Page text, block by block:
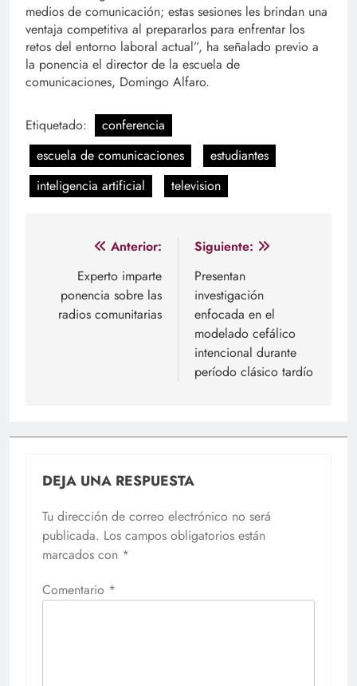
medios de comunicación; estas sesiones les brindan una
ventaja competitiva al prepararlos para enfrentar los
retos del entorno laboral actual”, ha señalado previo a
la ponencia el director de la escuela de
comunicaciones, Domingo Alfaro.
Etiquetado:
conferencia
escuela de comunicaciones
estudiantes
inteligencia artificial
television
Navegación
entradas
Anterior:
Experto imparte
ponencia sobre las
radios comunitarias
Siguiente:
Presentan
investigación
enfocada en el
modelado cefálico
intencional durante
período clásico tardío
DEJA UNA RESPUESTA
Tu dirección de correo electrónico no será
publicada. Los campos obligatorios están
marcados con *
Comentario *